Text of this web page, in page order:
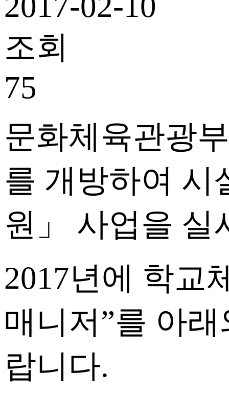
조회
75
문화체육관광
를 개방하여 시
원」 사업을 실
2017년에 학교
매니저”를 아
랍니다.